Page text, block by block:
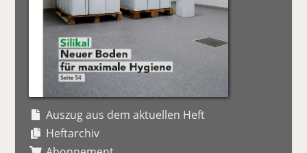
Auszug aus dem aktuellen Heft
Heftarchiv